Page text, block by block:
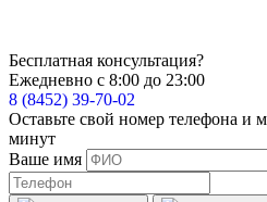
Бесплатная консультация?
Ежедневно с 8:00 до 23:00
8 (8452) 39-70-02
Оставьте свой номер телефона и
минут
Ваше имя